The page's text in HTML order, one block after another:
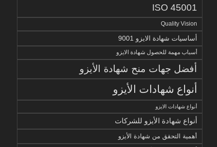
ISO 45001
Quality Vision
أساسيات شهادة الايزو 9001
أسباب مهمة للحصول شهادة الايزو
أفضل جهات منح شهادة الأيزو
أنواع شهادات الأيزو
أنواع شهادات الايزو
أنواع شهادة الأيزو للشركات
أهمية التحقق من شهادة الأيزو